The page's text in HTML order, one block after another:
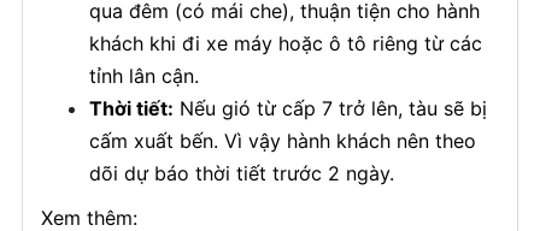
qua đêm (có mái che), thuận tiện cho hành
khách khi đi xe máy hoặc ô tô riêng từ các
tỉnh lân cận.
Thời tiết: Nếu gió từ cấp 7 trở lên, tàu sẽ bị
cấm xuất bến. Vì vậy hành khách nên theo
dõi dự báo thời tiết trước 2 ngày.
Xem thêm: